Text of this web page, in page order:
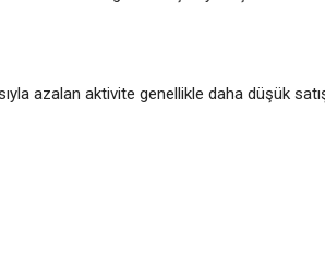
azalan aktivite genellikle daha düşük satış